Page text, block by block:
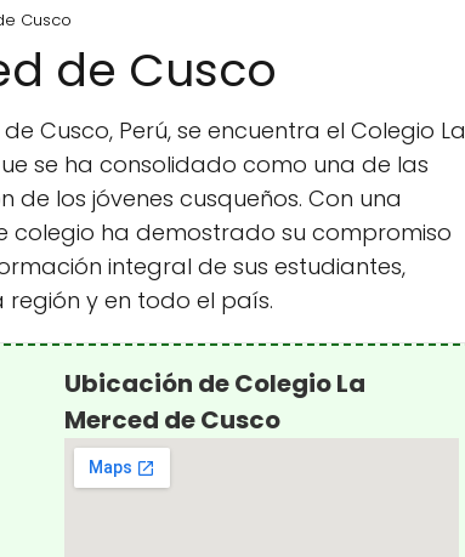
Cusco
de Cusco
Cusco, Perú, se encuentra el Colegio La
se ha consolidado como una de las
los jóvenes cusqueños. Con una
colegio ha demostrado su compromiso
integral de sus estudiantes,
región y en todo el país.
Ubicación de Colegio La
Merced de Cusco